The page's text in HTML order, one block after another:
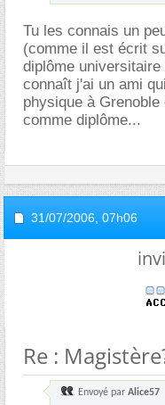
Tu les connais un
(comme il est écrit
diplôme
connaît j'ai un ami
physique à
comme diplôme...
31/07/2006, 07h06
Re :
Envoyé par Alice57